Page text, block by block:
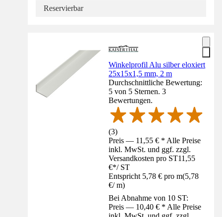
Reservierbar
Winkelprofil Alu silber eloxiert
25x15x1,5 mm, 2 m
Durchschnittliche Bewertung:
5 von 5 Sternen. 3
Bewertungen.
(3)
Preis — 11,55 € * Alle Preise
inkl. MwSt. und ggf. zzgl.
Versandkosten pro ST11,55
€*/ ST
Entspricht 5,78 € pro m(5,78
€/ m)
Bei Abnahme von 10 ST:
Preis — 10,40 € * Alle Preise